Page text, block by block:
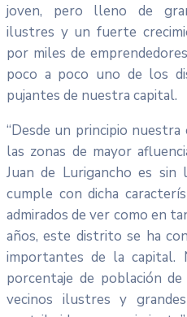
joven, pero lleno de
ilustres y un fuerte
por miles de
poco a poco uno de los
pujantes de nuestra capital.
“Desde un principio
las zonas de mayor
Juan de Lurigancho es
cumple con dicha
admirados de ver como en
años, este distrito se ha
importantes de la
porcentaje de población
vecinos ilustres y